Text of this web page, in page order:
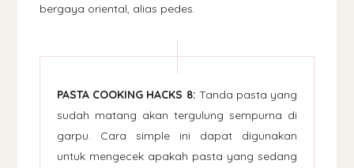
bergaya oriental, alias pedes.
PASTA COOKING HACKS 8: Tanda pasta yang
sudah matang akan tergulung sempurna di
garpu. Cara simple ini dapat digunakan
untuk mengecek apakah pasta yang sedang